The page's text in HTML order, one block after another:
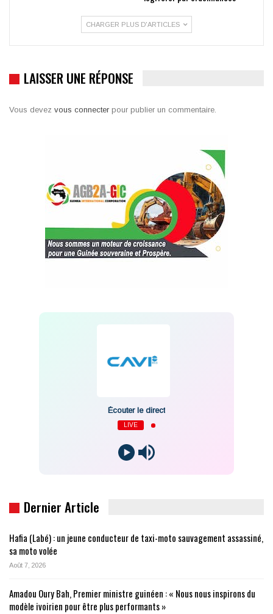
CHARGER PLUS D'ARTICLES
LAISSER UNE RÉPONSE
Vous devez vous connecter pour publier un commentaire.
Écouter le direct
LIVE
Dernier Article
Hafia (Labé) : un jeune conducteur de taxi-moto sauvagement assassiné,
sa moto volée
Août 7, 2026
Amadou Oury Bah, Premier ministre guinéen : « Nous nous inspirons du
modèle ivoirien pour être plus performants »